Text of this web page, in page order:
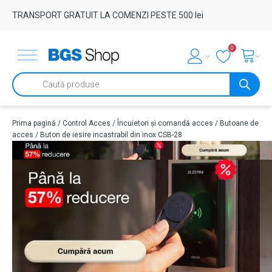
TRANSPORT GRATUIT LA COMENZI PESTE 500 lei
0
Products
search
Prima pagină / Control Acces / Încuietori și comandă acces / Butoane de
acces / Buton de iesire incastrabil din inox CSB-28